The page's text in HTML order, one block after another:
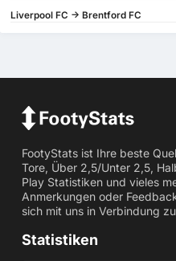
Liverpool FC -> Brentford FC
FootyStats ist Ihre beste
Tore, Über 2,5/Unter 2,5,
Play Statistiken und vieles
Anmerkungen oder
sich mit uns in Verbindung
Statistiken